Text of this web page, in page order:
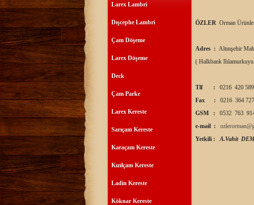
Larex Lambri
Dışcephe Lambri
Çam Döşeme
Larex Döşeme
Deck
Çam Parke
Larex Kereste
Sarıçam Kereste
Karaçam Kereste
Kızılçam Kereste
Ladin Kereste
Köknar Kereste
ÖZLER Orman
Adres : Altınşehir
( Halkbank
Tlf :
0216 420
Fax :
0216 364
GSM :
0532 763
e-mail :
Yetkili :
A.Vahit